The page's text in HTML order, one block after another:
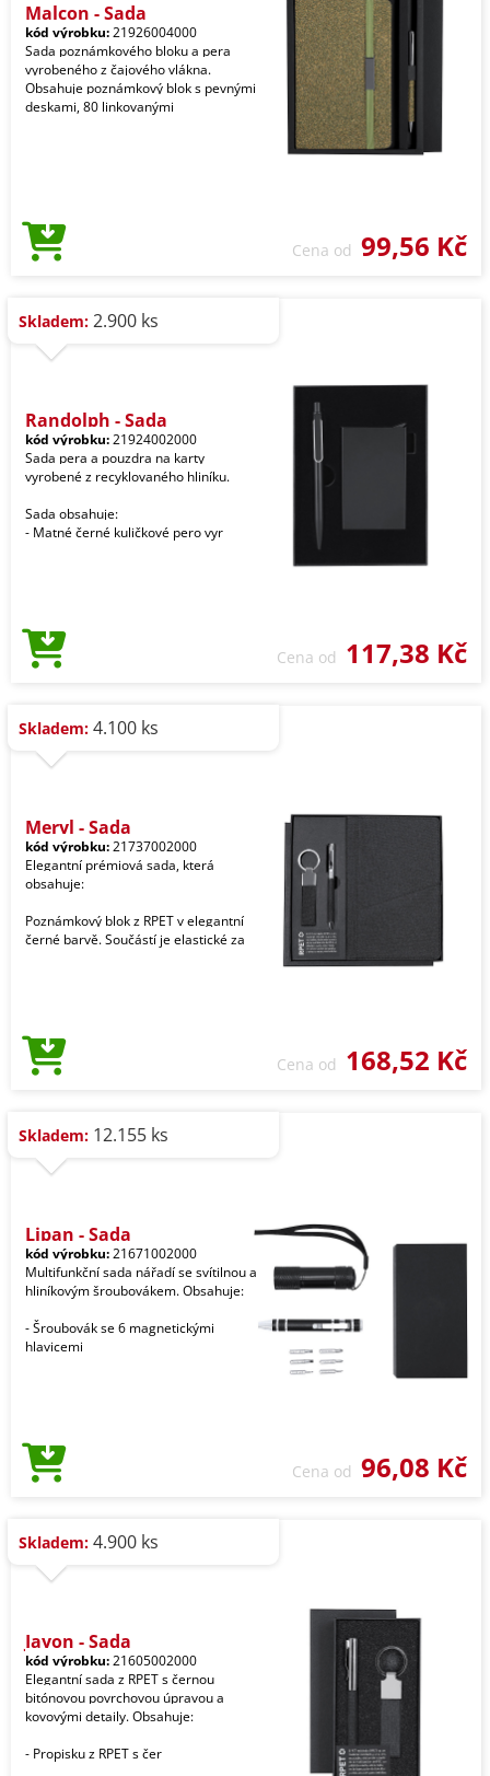
Malcon - Sada
kód výrobku:21926004000
Sada poznámkového bloku a pera
vyrobeného z čajového vlákna.
Obsahuje poznámkový blok s pevnými
deskami, 80 linkovanými
Cena od 99,56 Kč
Skladem: 2.900 ks
Randolph - Sada
kód výrobku:21924002000
Sada pera a pouzdra na karty
vyrobené z recyklovaného hliníku.
Sada obsahuje:
- Matné černé kuličkové pero vyr
Cena od 117,38 Kč
Skladem: 4.100 ks
Meryl - Sada
kód výrobku:21737002000
Elegantní prémiová sada, která
obsahuje:
Poznámkový blok z RPET v elegantní
černé barvě. Součástí je elastické za
Cena od 168,52 Kč
Skladem: 12.155 ks
Lipan - Sada
kód výrobku:21671002000
Multifunkční sada nářadí se svítilnou a
hliníkovým šroubovákem. Obsahuje:
- Šroubovák se 6 magnetickými
hlavicemi
Cena od 96,08 Kč
Skladem: 4.900 ks
Jayon - Sada
kód výrobku:21605002000
Elegantní sada z RPET s černou
bitónovou povrchovou úpravou a
kovovými detaily. Obsahuje:
- Propisku z RPET s čer